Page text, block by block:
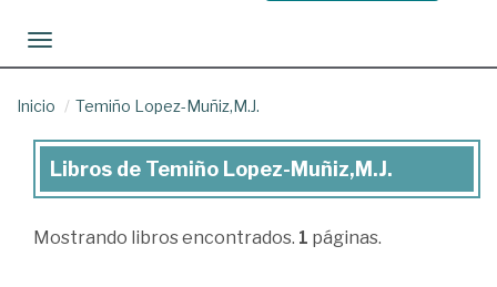
Toggle navigation
Inicio Temiño Lopez-Muñiz,M.J.
Libros
Temiño
Libros de Temiño Lopez-Muñiz,M.J.
Mostrando libros encontrados. 1 páginas.